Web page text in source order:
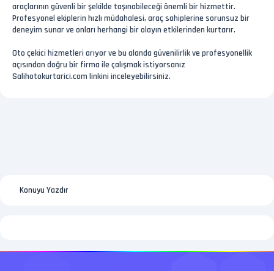
araçlarının güvenli bir şekilde taşınabileceği önemli bir hizmettir.
Profesyonel ekiplerin hızlı müdahalesi, araç sahiplerine sorunsuz bir
deneyim sunar ve onları herhangi bir olayın etkilerinden kurtarır.
Oto çekici hizmetleri arıyor ve bu alanda güvenilirlik ve profesyonellik
açısından doğru bir firma ile çalışmak istiyorsanız
Salihotokurtarici.com linkini inceleyebilirsiniz.
Konuyu Yazdır